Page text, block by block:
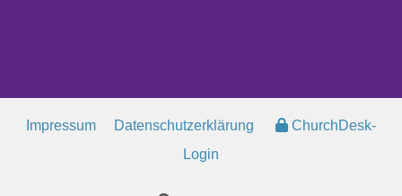
Impressum Datenschutzerklärung
ChurchDesk-
Login